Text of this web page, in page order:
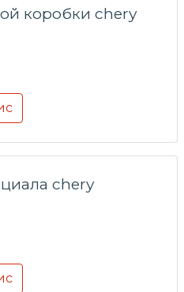
коробки chery
chery